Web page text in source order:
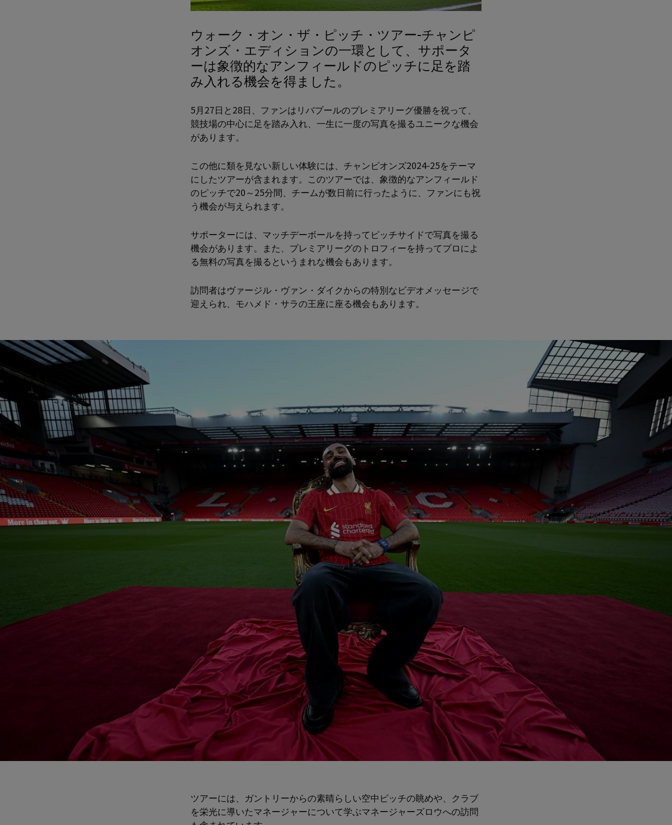
ウォーク・オン・ザ・ピッチ・ツアー-チャンピ
オンズ・エディションの一環として、サポータ
ーは象徴的なアンフィールドのピッチに足を踏
み入れる機会を得ました。
5月27日と28日、ファンはリバプールのプレミアリーグ優勝を祝って、
競技場の中心に足を踏み入れ、一生に一度の写真を撮るユニークな機会
があります。
この他に類を見ない新しい体験には、チャンピオンズ2024-25をテーマ
にしたツアーが含まれます。このツアーでは、象徴的なアンフィールド
のピッチで20～25分間、チームが数日前に行ったように、ファンにも祝
う機会が与えられます。
サポーターには、マッチデーボールを持ってピッチサイドで写真を撮る
機会があります。また、プレミアリーグのトロフィーを持ってプロによ
る無料の写真を撮るというまれな機会もあります。
訪問者はヴァージル・ヴァン・ダイクからの特別なビデオメッセージで
迎えられ、モハメド・サラの王座に座る機会もあります。
ツアーには、ガントリーからの素晴らしい空中ピッチの眺めや、クラブ
を栄光に導いたマネージャーについて学ぶマネージャーズロウへの訪問